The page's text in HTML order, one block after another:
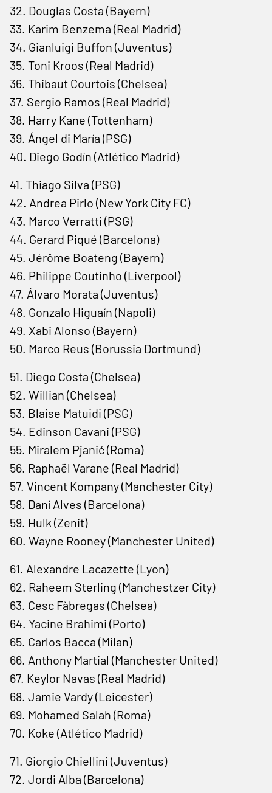
32. Douglas Costa (Bayern)
33. Karim Benzema (Real Madrid)
34. Gianluigi Buffon (Juventus)
35. Toni Kroos (Real Madrid)
36. Thibaut Courtois (Chelsea)
37. Sergio Ramos (Real Madrid)
38. Harry Kane (Tottenham)
39. Ángel di María (PSG)
40. Diego Godín (Atlético Madrid)
41. Thiago Silva (PSG)
42. Andrea Pirlo (New York City FC)
43. Marco Verratti (PSG)
44. Gerard Piqué (Barcelona)
45. Jérôme Boateng (Bayern)
46. Philippe Coutinho (Liverpool)
47. Álvaro Morata (Juventus)
48. Gonzalo Higuaín (Napoli)
49. Xabi Alonso (Bayern)
50. Marco Reus (Borussia Dortmund)
51. Diego Costa (Chelsea)
52. Willian (Chelsea)
53. Blaise Matuidi (PSG)
54. Edinson Cavani (PSG)
55. Miralem Pjanić (Roma)
56. Raphaël Varane (Real Madrid)
57. Vincent Kompany (Manchester City)
58. Daní Alves (Barcelona)
59. Hulk (Zenit)
60. Wayne Rooney (Manchester United)
61. Alexandre Lacazette (Lyon)
62. Raheem Sterling (Manchestzer City)
63. Cesc Fàbregas (Chelsea)
64. Yacine Brahimi (Porto)
65. Carlos Bacca (Milan)
66. Anthony Martial (Manchester United)
67. Keylor Navas (Real Madrid)
68. Jamie Vardy (Leicester)
69. Mohamed Salah (Roma)
70. Koke (Atlético Madrid)
71. Giorgio Chiellini (Juventus)
72. Jordi Alba (Barcelona)